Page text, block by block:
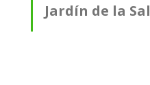
Jardín de la Sal